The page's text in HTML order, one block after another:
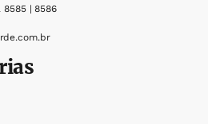
8585 | 8586